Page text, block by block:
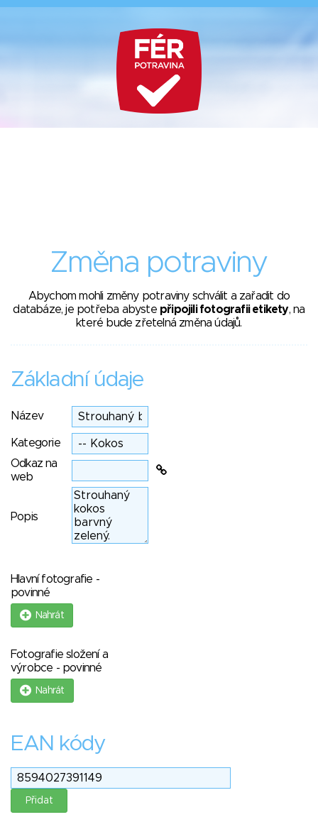
Změna potraviny
Abychom mohli změny potraviny schválit a zařadit do
databáze, je potřeba abyste připojili fotografii etikety, na
které bude zřetelná změna údajů.
Základní údaje
Název
Kategorie
Odkaz na
web
Popis
Hlavní fotografie -
povinné
Nahrát
Fotografie složení a
výrobce - povinné
Nahrát
EAN kódy